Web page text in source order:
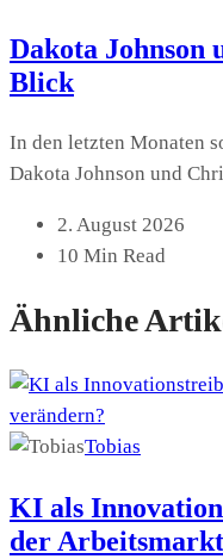
Dakota
Blick
In den letzten Monaten
Dakota Johnson und
2. August 2026
10 Min Read
Ähnliche
Tobias
KI als
der